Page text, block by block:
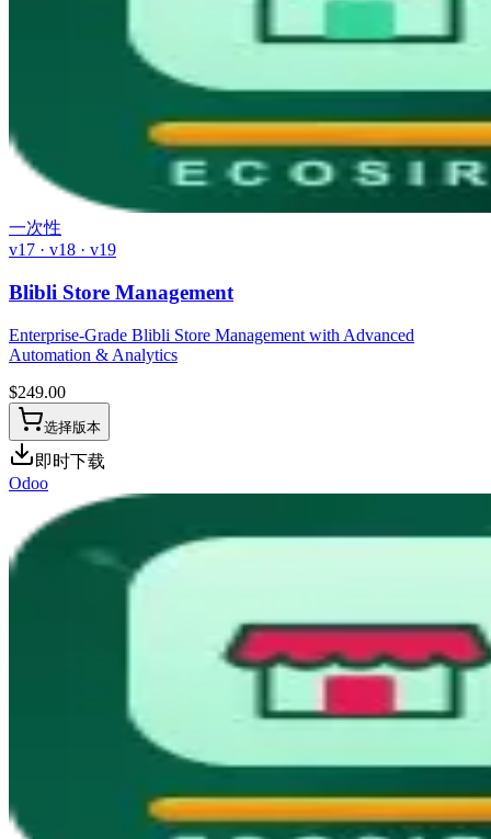
一次性
v17 · v18 · v19
Blibli Store Management
Enterprise-Grade Blibli Store Management with Advanced
Automation & Analytics
$249.00
选择版本
即时下载
Odoo